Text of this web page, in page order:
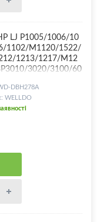
LJ P1005/1006/10
1102/M1120/1522/
1213/1217/M12
3020/3100/60
4550/4570/458
285A/Canon 712/
стрічкою!
DBH278A
WELLDO